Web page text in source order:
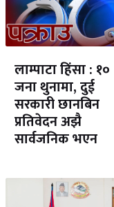
लाम्पाटा हिंसा : १०
जना थुनामा, दुई
सरकारी छानबिन
प्रतिवेदन अझै
सार्वजनिक भएन